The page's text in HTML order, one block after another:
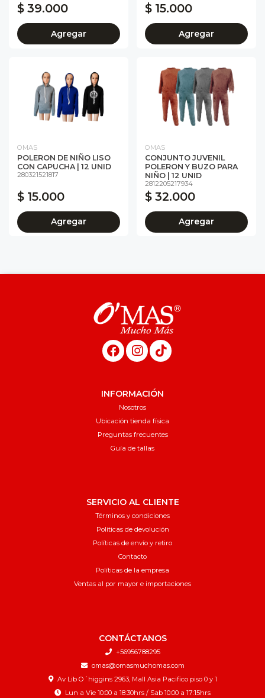
$ 39.000
Agregar
$ 15.000
Agregar
OMAS
POLERON DE NIÑO LISO
CON CAPUCHA | 12 UNID
280321521817
$ 15.000
Agregar
OMAS
CONJUNTO JUVENIL
POLERON Y BUZO PARA
NIÑO | 12 UNID
2812205217934
$ 32.000
Agregar
INFORMACIÓN
Nosotros
Ubicación tienda física
Preguntas frecuentes
Guía de tallas
SERVICIO AL CLIENTE
Términos y condiciones
Políticas de devolución
Políticas de envío y retiro
Contacto
Políticas de la empresa
Ventas al por mayor e importaciones
CONTÁCTANOS
+56956788295
omas@omasmuchomas.com
Av Lib O´higgins 2963, Mall Asia Pacifico piso 0 y 1
Lun a Vie 10:00 a 18:30hrs / Sab 10:00 a 17:15hrs